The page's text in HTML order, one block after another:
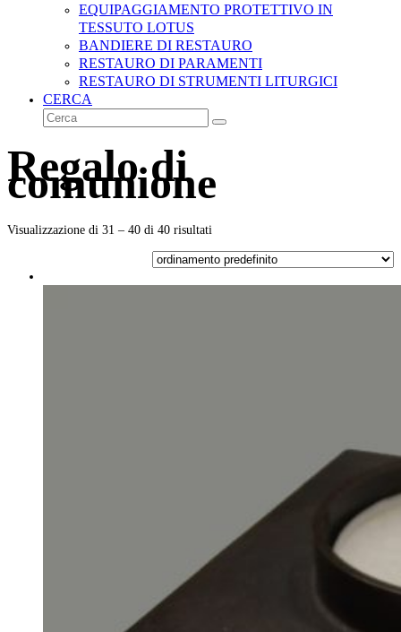
EQUIPAGGIAMENTO PROTETTIVO IN
TESSUTO LOTUS
BANDIERE DI RESTAURO
RESTAURO DI PARAMENTI
RESTAURO DI STRUMENTI LITURGICI
CERCA
Cerca
Invia
Regalo di
comunione
Visualizzazione di 31 – 40 di 40 risultati